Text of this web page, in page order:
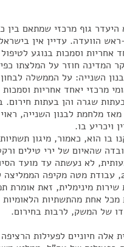
היעדר גוף מרכזי שמתאם בין
הוועדה. עדיין אין
אחריות וסמכות בנוגע
המדינה חוזר על המלצתו
השנייה: על הממשלה
מרכזי יאחד אחריות
שגרה והן בעתות חירום.
מלחמת לבנון השנייה,
ויכריע בו.
בו הוא, כאמור, מיגון
שהאיום של ירי טילים
לא נעשתה עד מועד
הביקורת, יולי 2012, עבודת מטה מקיפה
שירות מינימלית, זאת אומרת
אחת מהתשתיות הלאומיות
של המשק, לרבות בחירום.
אלה חיוניים לפעילות